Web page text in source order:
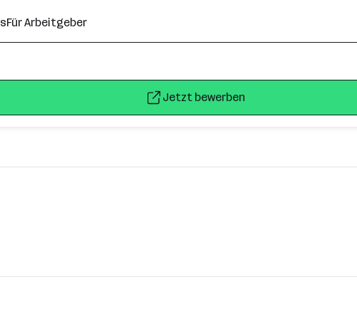
Für Arbeitgeber
Jetzt bewerben